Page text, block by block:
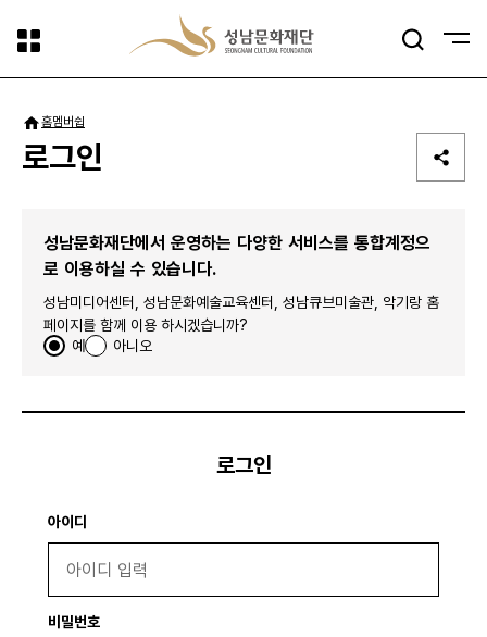
검색
홈멤버쉽
로그인
성남문화재단에서 운영하는 다양한 서비스를 통합계정으
로 이용하실 수 있습니다.
성남미디어센터, 성남문화예술교육센터, 성남큐브미술관, 악기랑 홈
페이지를 함께 이용 하시겠습니까?
예
아니오
로그인
아이디
비밀번호